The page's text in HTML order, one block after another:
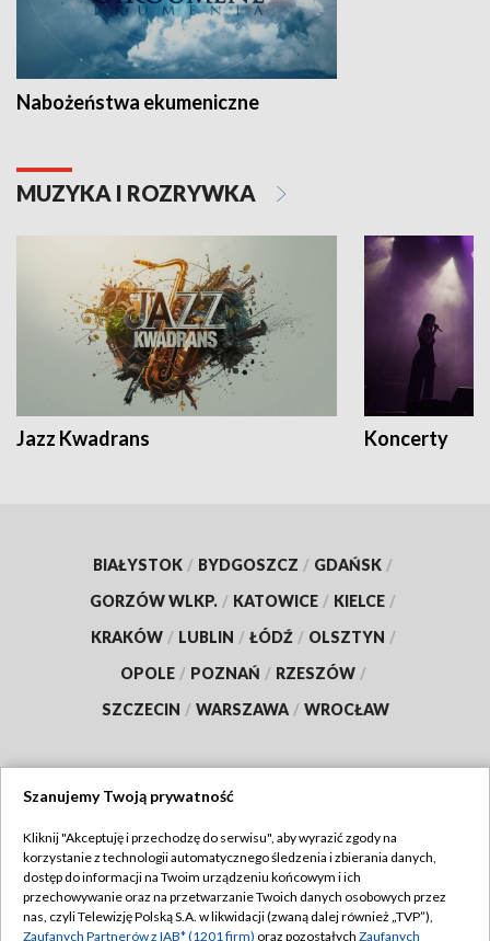
Nabożeństwa ekumeniczne
MUZYKA I ROZRYWKA
Jazz Kwadrans Koncerty
BIAŁYSTOK / BYDGOSZCZ / GDAŃSK /
GORZÓW WLKP. / KATOWICE / KIELCE /
KRAKÓW / LUBLIN / ŁÓDŹ / OLSZTYN /
OPOLE / POZNAŃ / RZESZÓW /
SZCZECIN / WARSZAWA / WROCŁAW
TVP
Abonament TVP
Emisja w TVP
Regulamin TVP
Szanujemy Twoją prywatność
Kliknij "Akceptuję i przechodzę do serwisu", aby wyrazić zgody na
korzystanie z technologii automatycznego śledzenia i zbierania danych,
dostęp do informacji na Twoim urządzeniu końcowym i ich
przechowywanie oraz na przetwarzanie Twoich danych osobowych przez
nas, czyli Telewizję Polską S.A. w likwidacji (zwaną dalej również „TVP”),
Zaufanych Partnerów z IAB* (1201 firm) oraz pozostałych Zaufanych